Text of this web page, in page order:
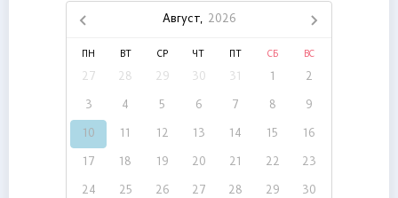
Август, 2026
ПН ВТ СР ЧТ СБ ВС
27 28 29 30 31 1 2
3 4 5 6 7 8 9
10 11 12 13 14 15 16
17 18 19 20 21 22 23
24 25 26 27 28 29 30